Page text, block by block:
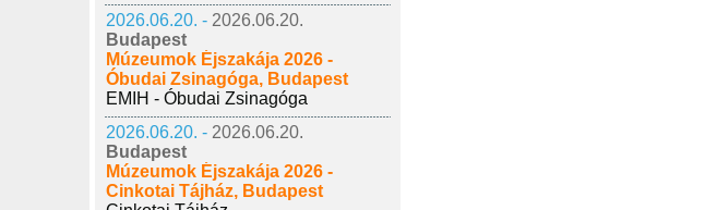
2026.06.20. - 2026.06.20.
Budapest
Múzeumok Éjszakája 2026 -
Óbudai Zsinagóga, Budapest
EMIH - Óbudai Zsinagóga
2026.06.20. - 2026.06.20.
Budapest
Múzeumok Éjszakája 2026 -
Cinkotai Tájház, Budapest